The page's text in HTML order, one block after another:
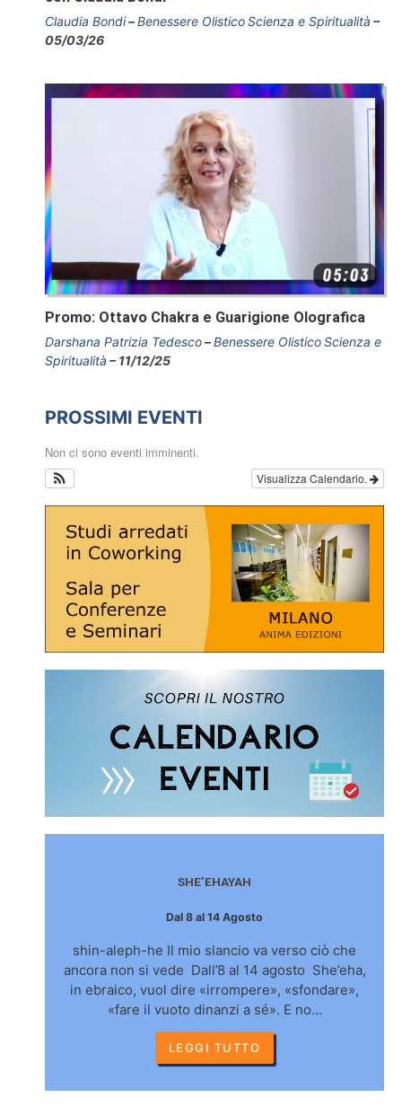
Claudia Bondi Benessere OlisticoScienza e Spiritualità
05/03/26
Promo: Ottavo Chakra e Guarigione Olografica
Darshana Patrizia Tedesco Benessere OlisticoScienza e
Spiritualità
11/12/25
PROSSIMI EVENTI
Non ci sono eventi imminenti.
Visualizza Calendario.
SHE’EHAYAH
Dal 8 al 14 Agosto
shin-aleph-he Il mio slancio va verso ciò che
ancora non si vede Dall’8 al 14 agosto She’eha,
in ebraico, vuol dire «irrompere», «sfondare»,
«fare il vuoto dinanzi a sé». E no…
LEGGI TUTTO